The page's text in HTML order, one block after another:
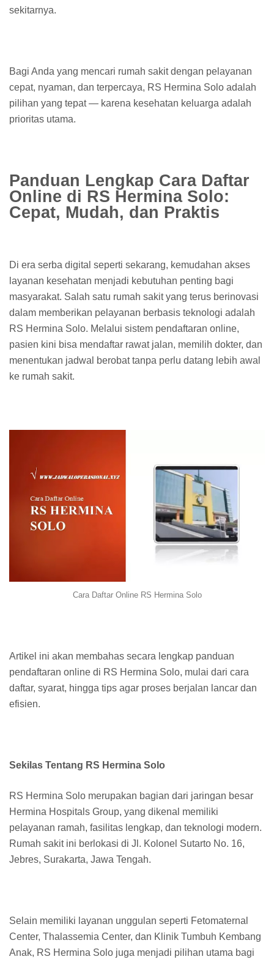
sekitarnya.
Bagi Anda yang mencari rumah sakit dengan pelayanan
cepat, nyaman, dan terpercaya, RS Hermina Solo adalah
pilihan yang tepat — karena kesehatan keluarga adalah
prioritas utama.
Panduan Lengkap Cara Daftar
Online di RS Hermina Solo:
Cepat, Mudah, dan Praktis
Di era serba digital seperti sekarang, kemudahan akses
layanan kesehatan menjadi kebutuhan penting bagi
masyarakat. Salah satu rumah sakit yang terus berinovasi
dalam memberikan pelayanan berbasis teknologi adalah
RS Hermina Solo. Melalui sistem pendaftaran online,
pasien kini bisa mendaftar rawat jalan, memilih dokter, dan
menentukan jadwal berobat tanpa perlu datang lebih awal
ke rumah sakit.
Cara Daftar Online RS Hermina Solo
Artikel ini akan membahas secara lengkap panduan
pendaftaran online di RS Hermina Solo, mulai dari cara
daftar, syarat, hingga tips agar proses berjalan lancar dan
efisien.
Sekilas Tentang RS Hermina Solo
RS Hermina Solo merupakan bagian dari jaringan besar
Hermina Hospitals Group, yang dikenal memiliki
pelayanan ramah, fasilitas lengkap, dan teknologi modern.
Rumah sakit ini berlokasi di Jl. Kolonel Sutarto No. 16,
Jebres, Surakarta, Jawa Tengah.
Selain memiliki layanan unggulan seperti Fetomaternal
Center, Thalassemia Center, dan Klinik Tumbuh Kembang
Anak, RS Hermina Solo juga menjadi pilihan utama bagi